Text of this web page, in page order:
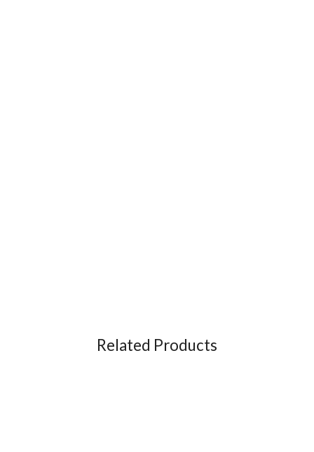
Related Products